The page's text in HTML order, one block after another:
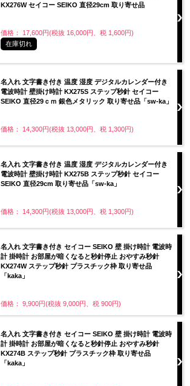
KX276W セイコー SEIKO 直径29cm 取り寄せ品
価格： 17,600円(税抜 16,000円、税 1,600円)
在庫切れ
名入れ 文字書き付き 温度 湿度 デジタルカレンダー付き
電波時計 壁掛け時計 KX275S ステップ秒針 セイコー
SEIKO 直径29ｃｍ 銀色メタリック 取り寄せ品「sw-ka」
価格： 14,300円(税抜 13,000円、税 1,300円)
名入れ 文字書き付き 温度 湿度 デジタルカレンダー付き
電波時計 壁掛け時計 KX275B ステップ秒針 セイコー
SEIKO 直径29cm 取り寄せ品「sw-ka」
価格： 14,300円(税抜 13,000円、税 1,300円)
名入れ 文字書き付き セイコー SEIKO 壁 掛け時計 電波時
計 掛時計 お部屋が暗くなると秒針停止 おやすみ秒針
KX274W ステップ秒針 プラスチック枠 取り寄せ品
「kaka」
価格： 9,900円(税抜 9,000円、税 900円)
名入れ 文字書き付き セイコー SEIKO 壁 掛け時計 電波時
計 掛時計 お部屋が暗くなると秒針停止 おやすみ秒針
KX274B ステップ秒針 プラスチック枠 取り寄せ品
「kaka」